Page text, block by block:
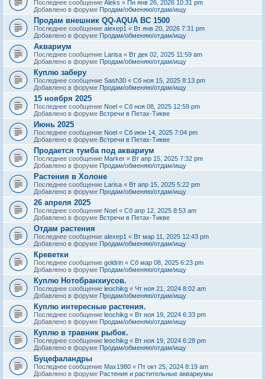
Последнее сообщение Aleks « Пн янв 26, 2026 10:31 pm
Добавлено в форуме Продам/обменяю/отдам/ищу
Продам внешник QQ-AQUA BC 1500
Последнее сообщение alexep1 « Вт янв 20, 2026 7:31 pm
Добавлено в форуме Продам/обменяю/отдам/ищу
Аквариум
Последнее сообщение Larisa « Вт дек 02, 2025 11:59 am
Добавлено в форуме Продам/обменяю/отдам/ищу
Куплю заберу
Последнее сообщение Sash30 « Сб ноя 15, 2025 8:13 pm
Добавлено в форуме Продам/обменяю/отдам/ищу
15 ноября 2025
Последнее сообщение Noel « Сб ноя 08, 2025 12:59 pm
Добавлено в форуме Встречи в Петах-Тикве
Июнь 2025
Последнее сообщение Noel « Сб июн 14, 2025 7:04 pm
Добавлено в форуме Встречи в Петах-Тикве
Продается тумба под аквариум
Последнее сообщение Marker « Вт апр 15, 2025 7:32 pm
Добавлено в форуме Продам/обменяю/отдам/ищу
Растения в Холоне
Последнее сообщение Larisa « Вт апр 15, 2025 5:22 pm
Добавлено в форуме Продам/обменяю/отдам/ищу
26 апреля 2025
Последнее сообщение Noel « Сб апр 12, 2025 8:53 am
Добавлено в форуме Встречи в Петах-Тикве
Отдам растения
Последнее сообщение alexep1 « Вт мар 11, 2025 12:43 pm
Добавлено в форуме Продам/обменяю/отдам/ищу
Креветки
Последнее сообщение goldrin « Сб мар 08, 2025 6:23 pm
Добавлено в форуме Продам/обменяю/отдам/ищу
Куплю Нотобранхиусов.
Последнее сообщение leochikg « Чт ноя 21, 2024 8:02 am
Добавлено в форуме Продам/обменяю/отдам/ищу
Куплю интересные растения.
Последнее сообщение leochikg « Вт ноя 19, 2024 6:33 pm
Добавлено в форуме Продам/обменяю/отдам/ищу
Куплю в травник рыбок.
Последнее сообщение leochikg « Вт ноя 19, 2024 6:28 pm
Добавлено в форуме Продам/обменяю/отдам/ищу
Буцефаландры
Последнее сообщение Max1980 « Пт окт 25, 2024 8:19 am
Добавлено в форуме Растения и растительные аквариумы